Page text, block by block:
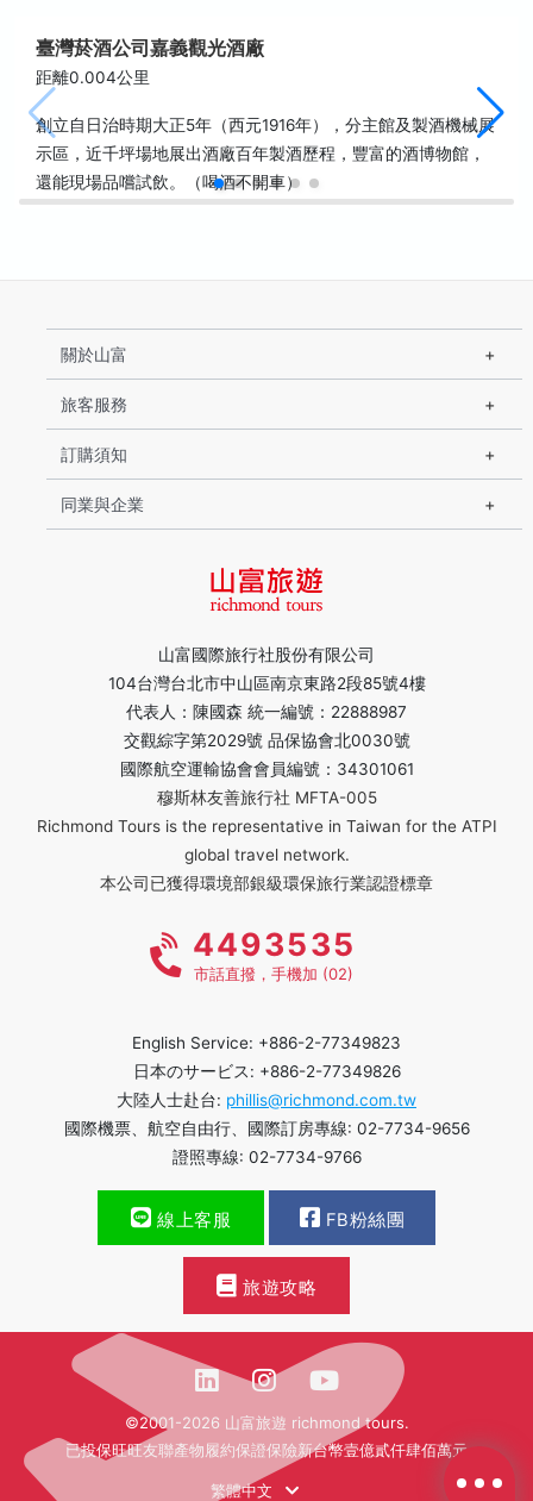
臺灣菸酒公司嘉義觀光酒廠
距離0.004公里
創立自日治時期大正5年（西元1916年），分主館及製酒機械展
示區，近千坪場地展出酒廠百年製酒歷程，豐富的酒博物館，
還能現場品嚐試飲。（喝酒不開車）
山富國際旅行社股份有限公司
104台灣台北市中山區南京東路2段85號4樓
代表人：陳國森 統一編號：22888987
交觀綜字第2029號 品保協會北0030號
國際航空運輸協會會員編號：34301061
穆斯林友善旅行社 MFTA-005
Richmond Tours is the representative in Taiwan for the ATPI
global travel network.
本公司已獲得環境部銀級環保旅行業認證標章
關於山富
旅客服務
訂購須知
同業與企業
4493535
市話直撥，手機加 (02)
English Service: +886-2-77349823
日本のサービス: +886-2-77349826
大陸人士赴台: phillis@richmond.com.tw
國際機票、航空自由行、國際訂房專線: 02-7734-9656
證照專線: 02-7734-9766
線上客服 FB粉絲團
旅遊攻略
©2001-2026 山富旅遊 richmond tours.
已投保旺旺友聯產物履約保證保險新台幣壹億貳仟肆佰萬元
繁體中文